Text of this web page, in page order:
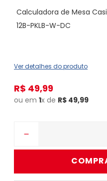
Calculadora de Mesa
12B-PKLB-W-DC
Ver detalhes do produto
R$ 49,99
ou em 1x de R$ 49,99
－